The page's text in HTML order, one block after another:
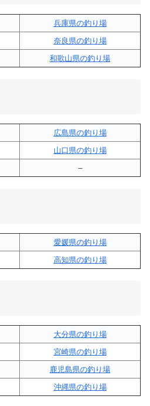
兵庫県の釣り場
奈良県の釣り場
和歌山県の釣り場
広島県の釣り場
山口県の釣り場
–
愛媛県の釣り場
高知県の釣り場
大分県の釣り場
宮崎県の釣り場
鹿児島県の釣り場
沖縄県の釣り場